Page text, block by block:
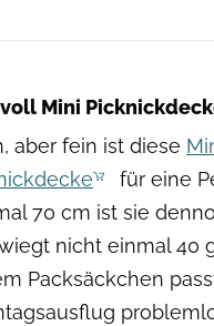
Mini
aber fein ist diese
für eine
70 cm ist sie
nicht einmal 40
Packsäckchen